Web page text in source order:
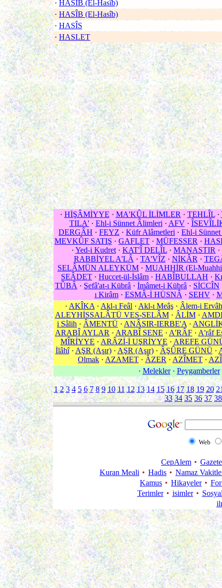
· HASÎB (El-Hasîb)
· HASÎB (El-Hasîb)
· HASÎS
· HASLET
· HİŞÂMİYYE · MA'KÛL İLİMLER · TEHLÎL·
TILA'· Ehl-i Sünnet Âlimleri · AFV·
DERGÂH · FEYZ · Küfr Alâmetleri · Ehl-i Sünnet
MEVKÛF SATIŞ · GAFLET · MÜFESSER ·
· Yed-i Kudret · KAT'Î DELÎL · MANASTIR ·
RABBİYEL A'LÂ · TA'VÎZ · NİKÂR ·
SELÂMÜN ALEYKÜM · MUAHHİR (El-
SEÂDET · Huccet-ül-İslâm · HABÎBULLAH ·
TÛBÂ · Şefâ'at-ı Kübrâ · İmâmet-i Kübrâ · SİCCÎN
ı Kirâm· ESMÂ-İ HÜSNÂ · SEHV·
· AKÎKA · Akl-ı Feâl · Akl-ı Meâş · Âlem-i Ervâh
ALEYHİSSALÂTÜ VES-SELÂM· ÂLİM·
i Sâlih · ÂMENTÜ · ANÂSIR-IERBE'A ·
ARABÎ AYLAR · ARABÎ SENE · A'RÂF · A'râf
MÎRİYYE · ARÂZİ-İ UŞRİYYE · AREFE
İlâhî· AŞR (Aşır)· AŞR (Aşır)· ÂŞÛRE GÜNÜ·
Olmak · AZAMET · ÂZER · AZÎMET ·
· Melekler· Peygamberler
1 2 3 4 5 6 7 8 9 10 11 12 13 14 15 16 17 18 19 20
33 34 35 36 37 38
Web
CepAlem
Kuran Meali
Hadis
Namaz
Kamus
Hikayeler
Terimler
isimler